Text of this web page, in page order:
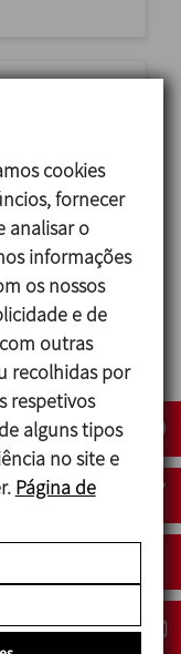
DISCOS
cookies
fornecer
analisar o
informações
os nossos
e de
outras
recolhidas por
respetivos
alguns tipos
no site e
Página de